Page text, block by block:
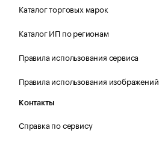
Каталог торговых марок
Каталог ИП по регионам
Правила использования сервиса
Правила использования изображений
Контакты
Справка по сервису